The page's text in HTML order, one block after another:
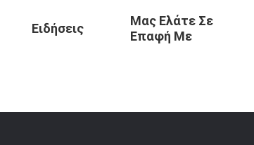
Ειδήσεις
Μας Ελάτε Σε
Επαφή Με